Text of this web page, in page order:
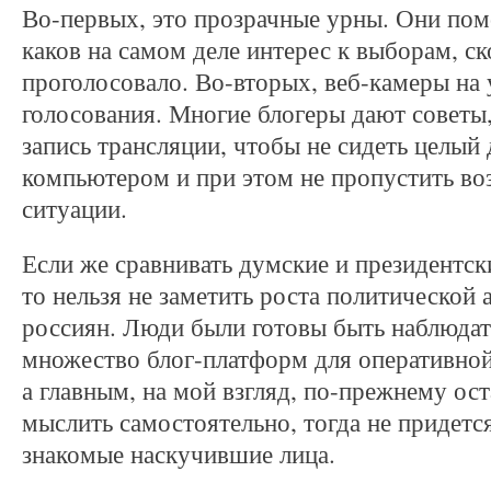
Во-первых, это прозрачные урны. Они
каков на самом деле интерес к выборам,
проголосовало. Во-вторых, веб-камеры на
голосования. Многие блогеры дают
запись трансляции, чтобы не сидеть целый
компьютером и при этом не пропустить
ситуации.
Если же сравнивать думские и
то нельзя не заметить роста политической
россиян. Люди были готовы быть
множество блог-платформ для
а главным, на мой взгляд, по-прежнему
мыслить самостоятельно, тогда не
знакомые наскучившие лица.